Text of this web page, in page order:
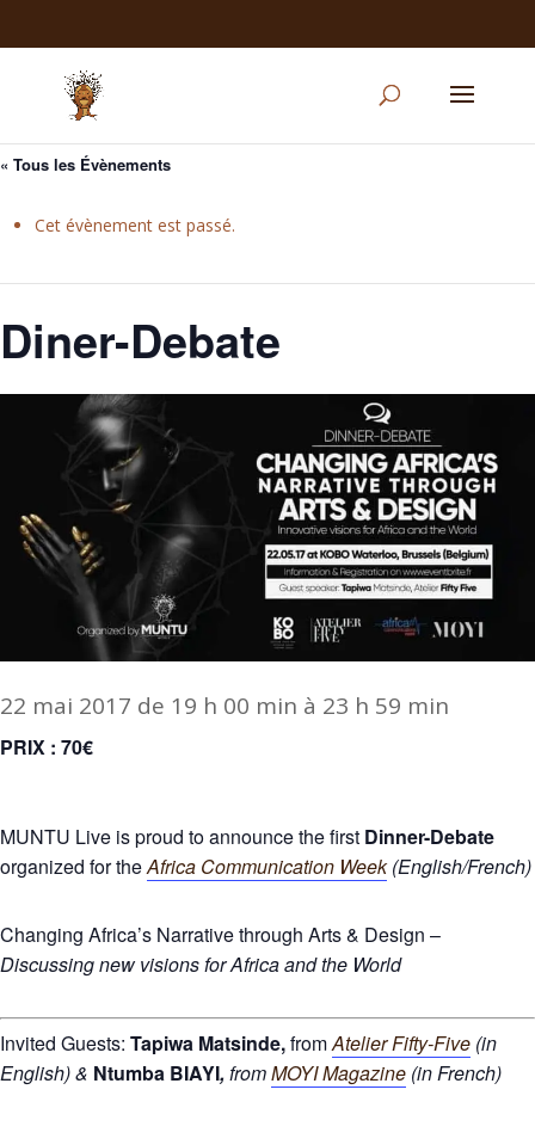
« Tous les Évènements
Cet évènement est passé.
Diner-Debate
22 mai 2017 de 19 h 00 min à 23 h 59 min
PRIX : 70€
MUNTU Live is proud to announce the first Dinner-Debate
organized for theAfrica Communication Week(English/French)
Changing Africa’s Narrative through Arts & Design –
Discussing new visions for Africa and the World
Invited Guests: Tapiwa Matsinde,fromAtelier Fifty-Five (in
English) & Ntumba BIAYI,fromMOYI Magazine (in French)